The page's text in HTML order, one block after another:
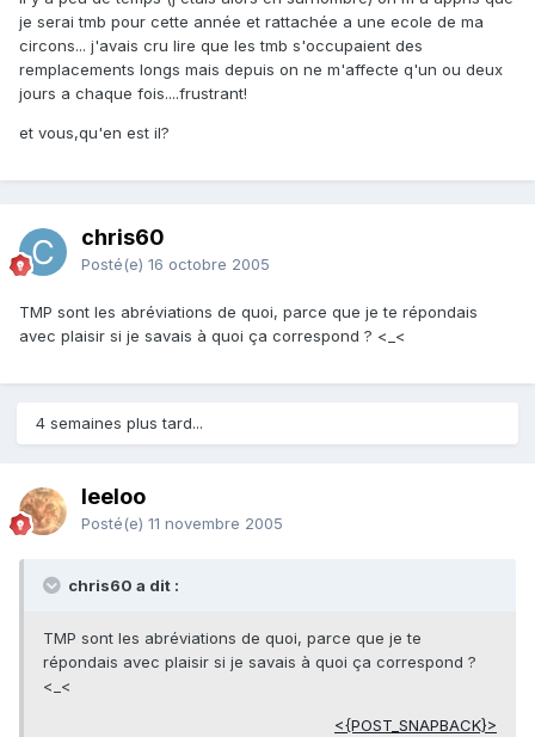
je serai tmb pour cette année et rattachée a une ecole de ma
circons... j'avais cru lire que les tmb s'occupaient des
remplacements longs mais depuis on ne m'affecte q'un ou deux
jours a chaque fois....frustrant!
et vous,qu'en est il?
chris60
Posté(e) 16 octobre 2005
TMP sont les abréviations de quoi, parce que je te répondais
avec plaisir si je savais à quoi ça correspond ? <_<
4 semaines plus tard...
leeloo
Posté(e) 11 novembre 2005
chris60 a dit :
TMP sont les abréviations de quoi, parce que je te
répondais avec plaisir si je savais à quoi ça correspond ?
<_<
<{POST_SNAPBACK}>